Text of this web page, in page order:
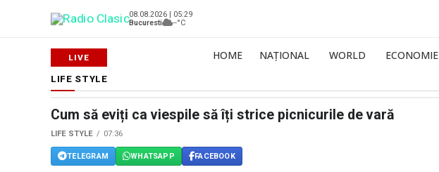
08.08.2026 | 05:29
Bucuresti
--°C
HOME NAȚIONAL WORLD ECONOMIE
LIFE STYLE
Cum să eviți ca viespile să îți strice picnicurile de vară
LIFE STYLE 07:36
TELEGRAM WHATSAPP FACEBOOK